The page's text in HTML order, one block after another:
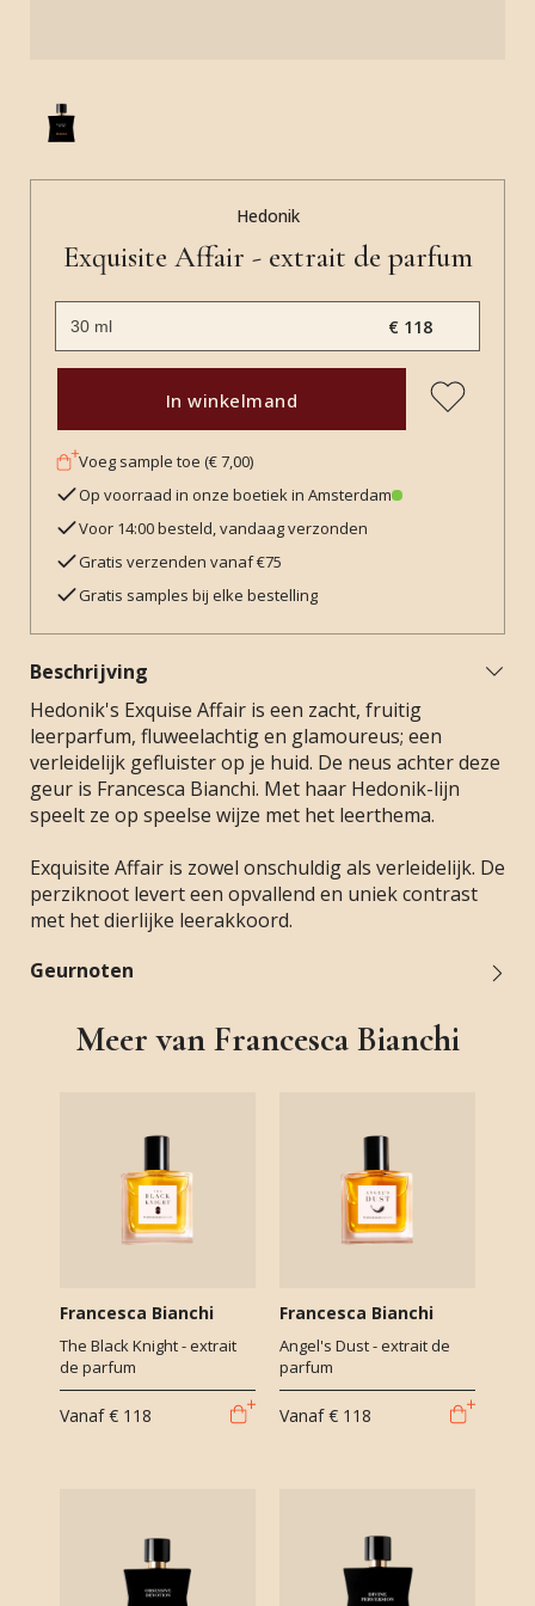
Hedonik
Exquisite Affair - extrait de parfum
€ 118
In winkelmand
Voeg sample toe (€ 7,00)
Op voorraad in onze boetiek in Amsterdam
Voor 14:00 besteld, vandaag verzonden
Gratis verzenden vanaf €75
Gratis samples bij elke bestelling
Beschrijving
Hedonik's Exquise Affair is een zacht, fruitig
leerparfum, fluweelachtig en glamoureus; een
verleidelijk gefluister op je huid. De neus achter deze
geur is Francesca Bianchi. Met haar Hedonik-lijn
speelt ze op speelse wijze met het leerthema.
Exquisite Affair is zowel onschuldig als verleidelijk. De
perziknoot levert een opvallend en uniek contrast
met het dierlijke leerakkoord.
Geurnoten
Meer van Francesca Bianchi
Francesca Bianchi
The Black Knight - extrait
de parfum
Vanaf € 118
Francesca Bianchi
Angel's Dust - extrait de
parfum
Vanaf € 118